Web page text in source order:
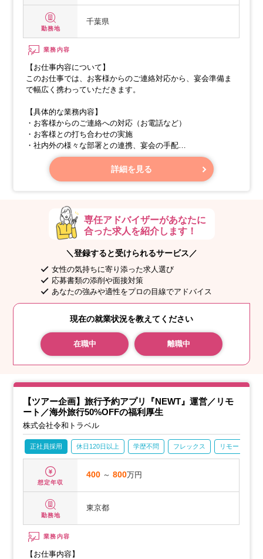
勤務地
千葉県
業務内容
【お仕事内容について】
このお仕事では、お客様からのご連絡対応から、宴会準備ま
で幅広く携わっていただきます。
【具体的な業務内容】
・お客様からのご連絡への対応（お電話など）
・お客様との打ち合わせの実施
・社内外の様々な部署との連携、宴会の手配
・各種資料の作成
詳細を見る
専任アドバイザーがあなたに
合った求人を紹介します！
＼登録すると受けられるサービス／
女性の気持ちに寄り添った求人選び
応募書類の添削や面接対策
あなたの強みや適性をプロの目線でアドバイス
現在の就業状況を教えてください
在職中 離職中
【ツアー企画】旅行予約アプリ『NEWT』運営／リモ
ート／海外旅行50%OFFの福利厚生
株式会社令和トラベル
正社員採用 休日120日以上 学歴不問 フレックス リモート勤務
想定年収
400 ～800万円
勤務地
東京都
業務内容
【お仕事内容】